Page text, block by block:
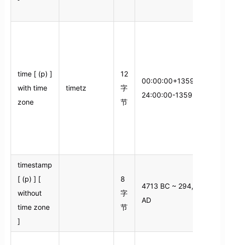
time [ (p) ]
with time
zone
timetz
12
字
节
00:00:00+1359 ~
24:00:00-1359
timestamp
[ (p) ] [
without
time zone
]
8
字
节
4713 BC ~ 294,277
AD